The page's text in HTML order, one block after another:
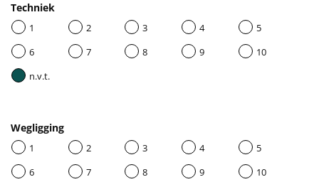
Techniek
1 2 3 4
5
6
7 8 9
10
n.v.t.
Wegligging
1 2 3 4
5
6
7 8 9
10